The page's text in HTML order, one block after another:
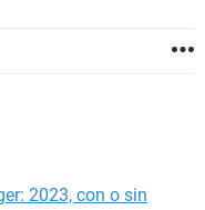
2023, con o sin